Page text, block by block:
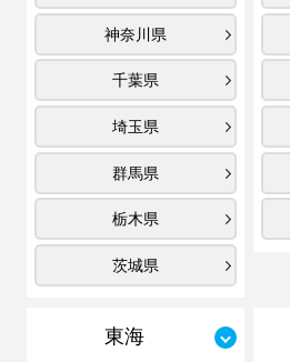
神奈川県
千葉県
埼玉県
群馬県
栃木県
茨城県
東海